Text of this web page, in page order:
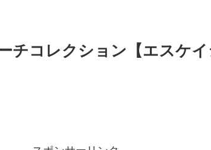
チコレクション【エスケ